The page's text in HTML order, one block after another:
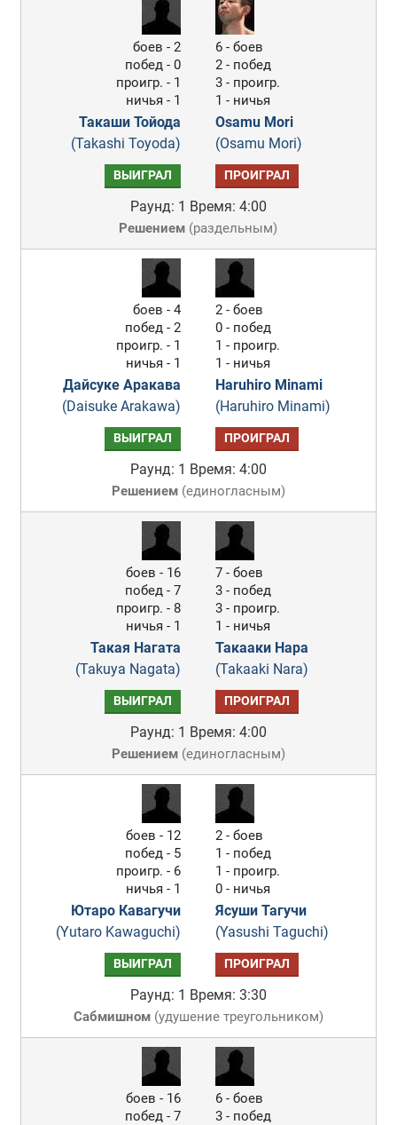
боев - 2
побед - 0
проигр. - 1
ничья - 1
Такаши Тойода
(Takashi Toyoda)
6 - боев
2 - побед
3 - проигр.
1 - ничья
Osamu Mori
(Osamu Mori)
ВЫИГРАЛ ПРОИГРАЛ
Раунд: 1 Время: 4:00
Решением (раздельным)
боев - 4
побед - 2
проигр. - 1
ничья - 1
Дайсуке Аракава
(Daisuke Arakawa)
2 - боев
0 - побед
1 - проигр.
1 - ничья
Haruhiro Minami
(Haruhiro Minami)
ВЫИГРАЛ ПРОИГРАЛ
Раунд: 1 Время: 4:00
Решением(единогласным)
боев - 16
побед - 7
проигр. - 8
ничья - 1
Такая Нагата
(Takuya Nagata)
7 - боев
3 - побед
3 - проигр.
1 - ничья
Такааки Нара
(Takaaki Nara)
ВЫИГРАЛ ПРОИГРАЛ
Раунд: 1 Время: 4:00
Решением(единогласным)
боев - 12
побед - 5
проигр. - 6
ничья - 1
Ютаро Кавагучи
(Yutaro Kawaguchi)
2 - боев
1 - побед
1 - проигр.
0 - ничья
Ясуши Тагучи
(Yasushi Taguchi)
ВЫИГРАЛ ПРОИГРАЛ
Раунд: 1 Время: 3:30
Сабмишном(удушение треугольником)
боев - 16
побед - 7
6 - боев
3 - побед